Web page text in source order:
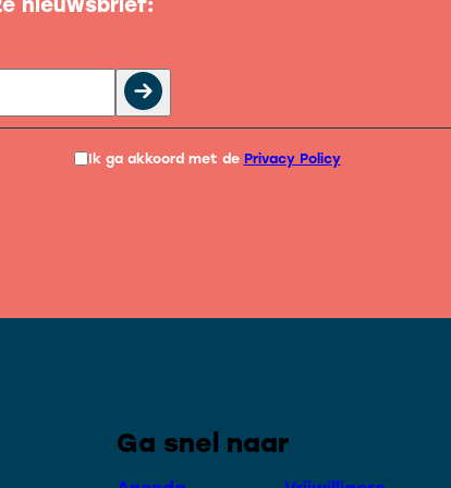
Ik ga akkoord met de Privacy Policy
Ga snel naar